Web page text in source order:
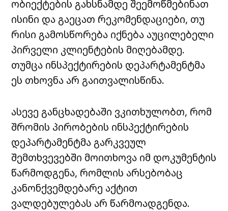
ობიექტების გახსნამდე შეემოწმებინათ
ისინი და გაეცათ რეკომენდაციები, თუ
რისი გამოსწორება იქნება აუცილებელი
პირველი კლიენტების მიღებამდე.
თუმცა ინსპექტირების დეპარტამენტმა
ეს თხოვნა არ გაითვალისწინა.
ასევე განცხადებაში ვკითხულობთ, რომ
შრომის პირობების ინსპექტირების
დეპარტამენტმა გარკვეულ
შემთხვევებში მოითხოვა იმ დოკუმენტის
წარმოდგენა, რომლის არსებობაც
კანონქვემდებარე აქტით
ვალდებულებას არ წარმოადგენდა.